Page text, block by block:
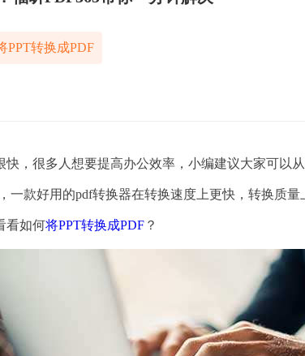
PPT转换成PDF
很多人想要提高办公效率，小编建议大家可以从
一款好用的pdf转换器在转换速度上更快，转换质
看如何将PPT转换成PDF ？